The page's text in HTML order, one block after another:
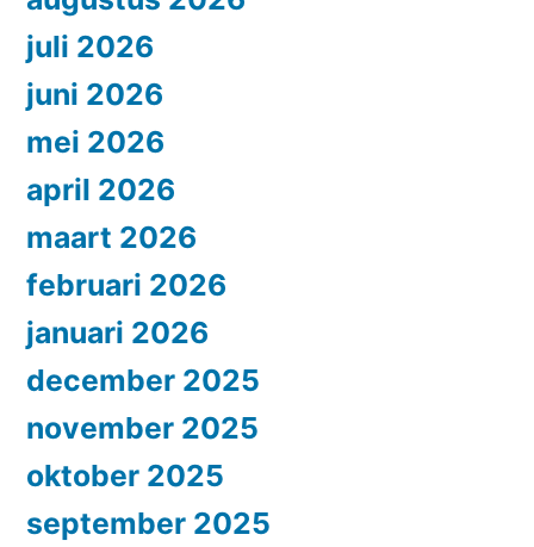
juli 2026
juni 2026
mei 2026
april 2026
maart 2026
februari 2026
januari 2026
december 2025
november 2025
oktober 2025
september 2025